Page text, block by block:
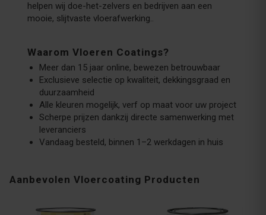
helpen wij doe-het-zelvers en bedrijven aan een
mooie, slijtvaste vloerafwerking..
Waarom Vloeren Coatings?
Meer dan 15 jaar online, bewezen betrouwbaar
Exclusieve selectie op kwaliteit, dekkingsgraad en
duurzaamheid
Alle kleuren mogelijk, verf op maat voor uw project
Scherpe prijzen dankzij directe samenwerking met
leveranciers
Vandaag besteld, binnen 1–2 werkdagen in huis
Aanbevolen Vloercoating Producten